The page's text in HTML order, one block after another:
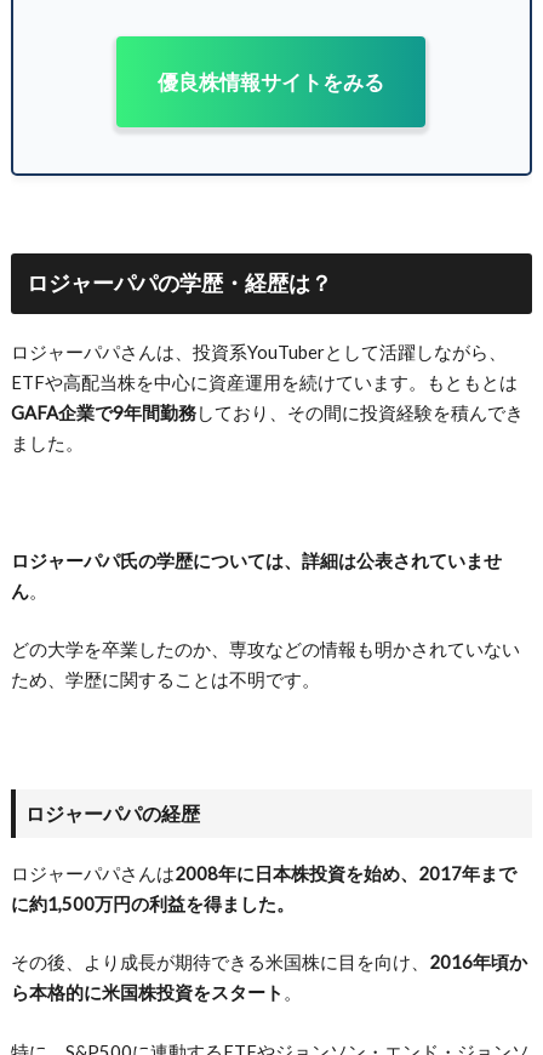
優良株情報サイトをみる
ロジャーパパの学歴・経歴は？
ロジャーパパさんは、投資系YouTuberとして活躍しながら、
ETFや高配当株を中心に資産運用を続けています。もともとは
GAFA企業で9年間勤務しており、その間に投資経験を積んでき
ました。
ロジャーパパ氏の学歴については、詳細は公表されていませ
ん。
どの大学を卒業したのか、専攻などの情報も明かされていない
ため、学歴に関することは不明です。
ロジャーパパの経歴
ロジャーパパさんは2008年に日本株投資を始め、2017年まで
に約1,500万円の利益を得ました。
その後、より成長が期待できる米国株に目を向け、 2016年頃か
ら本格的に米国株投資をスタート 。